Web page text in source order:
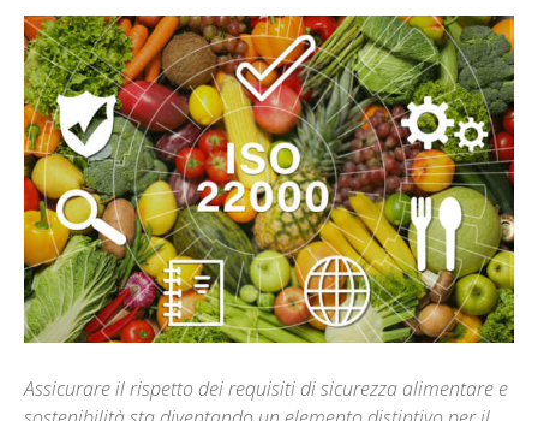
Assicurare il rispetto dei requisiti di sicurezza alimentare e